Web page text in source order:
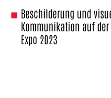
Beschilderung und
Kommunikation auf der
Expo 2023